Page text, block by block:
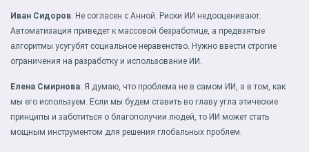
Иван Сидоров: Не согласен с Анной. Риски ИИ недооценивают.
Автоматизация приведет к массовой безработице, а предвзятые
алгоритмы усугубят социальное неравенство. Нужно ввести строгие
ограничения на разработку и использование ИИ.
Елена Смирнова: Я думаю, что проблема не в самом ИИ, а в том, как
мы его используем. Если мы будем ставить во главу угла этические
принципы и заботиться о благополучии людей, то ИИ может стать
мощным инструментом для решения глобальных проблем.